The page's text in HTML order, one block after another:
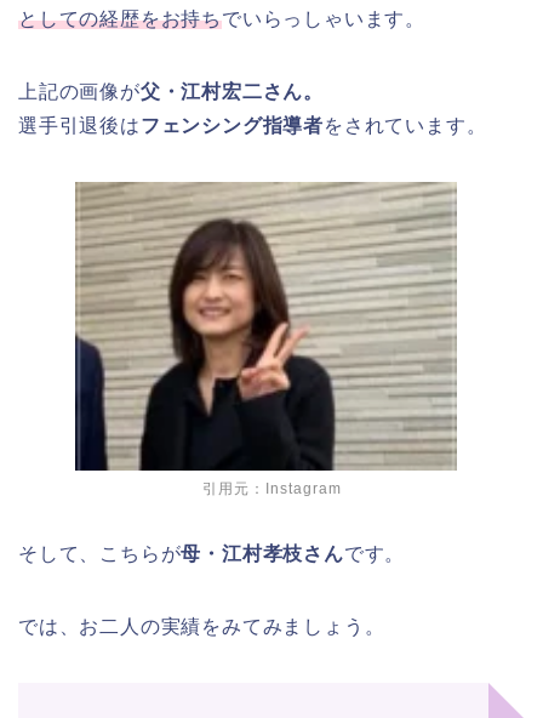
としての経歴をお持ちでいらっしゃいます。
上記の画像が父・江村宏二さん。
選手引退後はフェンシング指導者をされています。
引用元：Instagram
そして、こちらが母・江村孝枝さんです。
では、お二人の実績をみてみましょう。